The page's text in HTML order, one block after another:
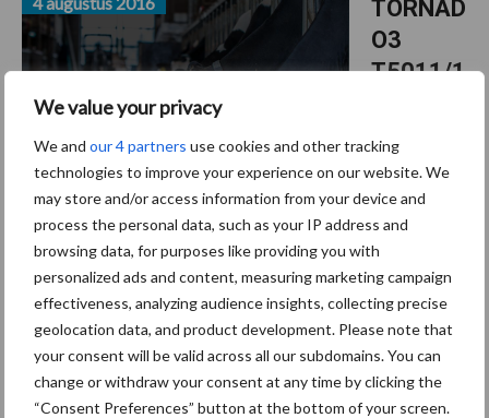
We value your privacy
We and our 4 partners use cookies and other tracking
technologies to improve your experience on our website. We
may store and/or access information from your device and
process the personal data, such as your IP address and
browsing data, for purposes like providing you with
personalized ads and content, measuring marketing campaign
effectiveness, analyzing audience insights, collecting precise
geolocation data, and product development. Please note that
your consent will be valid across all our subdomains. You can
change or withdraw your consent at any time by clicking the
“Consent Preferences” button at the bottom of your screen.
TORNAD
O3
T5011/1
stalmes
tstrooier
van 11
m³
Er is nu een oplossing voor de landbouwers die op zoek zijn naar
een kwaliteitsvolle strooier met compacte afmetingen: het
nieuwe model van het JOSKIN TORNADO3 gamma, de
T5011/11V. Deze strooier is korter: de lengte van de ...
Lees meer